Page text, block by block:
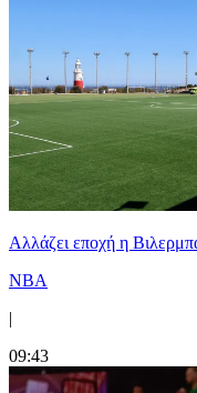
Aλλάζει εποχή η
NBA
|
09:43